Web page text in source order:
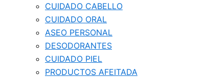
CUIDADO CABELLO
CUIDADO ORAL
ASEO PERSONAL
DESODORANTES
CUIDADO PIEL
PRODUCTOS AFEITADA